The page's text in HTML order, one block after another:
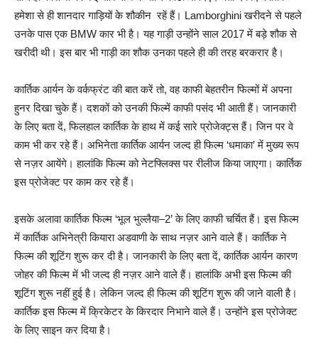
हमेशा से ही शानदार गाड़ियों के शौकीन रहें हैं। Lamborghini खरीदने से पहले
उनके पास एक BMW कार भी है। यह गाड़ी उन्होंने साल 2017 में बड़े शौक से
खरीदी थी। इस बार भी गाड़ी का शौक उनका पहले ही की तरह बरकरार है।
कार्तिक आर्यन के वर्कफ्रंट की बात करें तो, वह काफी बेहतरीन फिल्मों में अपना
हुनर दिखा चुके हैं। दशकों को उनकी फिल्में काफी पसंद भी आती हैं। जानकारी
के लिए बता दें, फिलहाल कार्तिक के हाथ में कई सारे प्रोजेक्ट्स हैं। जिन पर वे
काम भी कर रहे हैं। अभिनेता कार्तिक आर्यन जल्द ही फिल्म ‘धमाका’ में मुख्य रूप
से नज़र आयेंगे। हालांकि फिल्म को नेटफ्लिक्स पर रीलीज किया जाएगा। कार्तिक
इस प्रोजेक्ट पर काम कर रहे हैं।
इसके अलावा कार्तिक फिल्म ‘भूल भुल्लैया–2’ के लिए काफी चर्चित हैं। इस फिल्म
में कार्तिक अभिनेत्री कियारा अडवाणी के साथ नज़र आने वाले हैं। कार्तिक ने
फिल्म की शूटिंग शुरू कर दी है। जानकारी के लिए बता दें, कार्तिक आर्यन कारण
जोहर की फिल्म में भी जल्द ही नज़र आने वाले हैं। हालांकि अभी इस फिल्म की
शूटिंग शुरू नहीं हुई है। लेकिन जल्द ही फिल्म की शूटिंग शुरू की जाने वाली है।
कार्तिक इस फिल्म में क्रिकेटर के किरदार निभाने वाले हैं। उन्होंने इस प्रोजेक्ट
के लिए साइन कर दिया है।